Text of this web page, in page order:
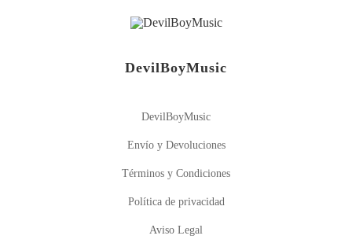
DevilBoyMusic
DevilBoyMusic
Envío y Devoluciones
Términos y Condiciones
Política de privacidad
Aviso Legal